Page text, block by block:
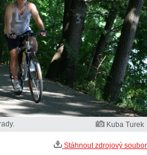
Kuba Turek
Stáhnout zdrojový soubor